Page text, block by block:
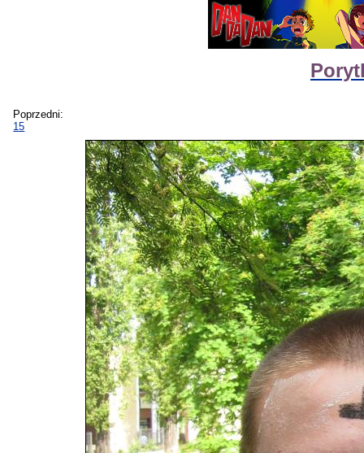
Poprzedni:
15